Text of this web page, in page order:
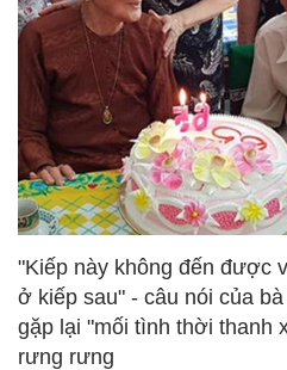
"Kiếp này không đến được
ở kiếp sau" - câu nói của
gặp lại "mối tình thời thanh
rưng rưng